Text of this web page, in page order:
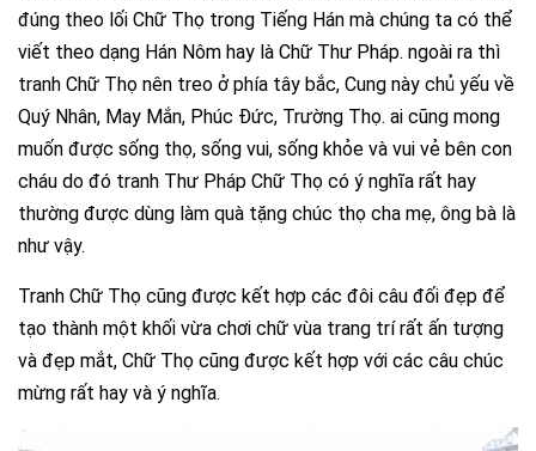
đúng theo lối Chữ Thọ trong Tiếng Hán mà chúng ta có thể
viết theo dạng Hán Nôm hay là Chữ Thư Pháp. ngoài ra thì
tranh Chữ Thọ nên treo ở phía tây bắc, Cung này chủ yếu về
Quý Nhân, May Mắn, Phúc Đức, Trường Thọ. ai cũng mong
muốn được sống thọ, sống vui, sống khỏe và vui vẻ bên con
cháu do đó tranh Thư Pháp Chữ Thọ có ý nghĩa rất hay
thường được dùng làm quà tặng chúc thọ cha mẹ, ông bà là
như vậy.
Tranh Chữ Thọ cũng được kết hợp các đôi câu đối đẹp để
tạo thành một khối vừa chơi chữ vùa trang trí rất ấn tượng
và đẹp mắt, Chữ Thọ cũng được kết hợp với các câu chúc
mừng rất hay và ý nghĩa.